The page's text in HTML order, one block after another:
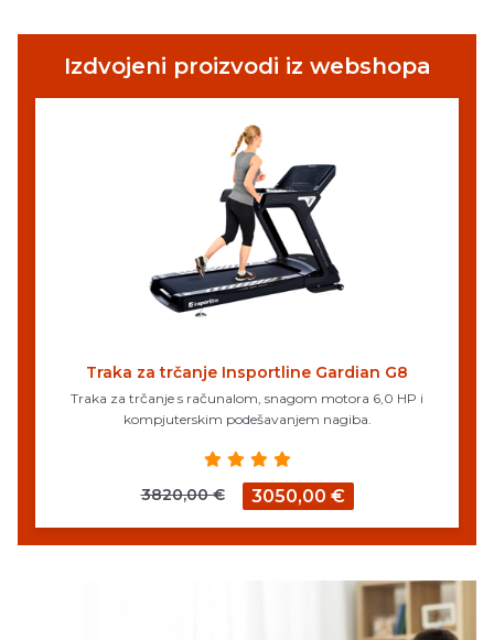
Izdvojeni proizvodi iz webshopa
Traka za trčanje Insportline Gardian G8
Traka za trčanje s računalom, snagom motora 6,0 HP i
kompjuterskim podešavanjem nagiba.
3820,00 € 3050,00 €